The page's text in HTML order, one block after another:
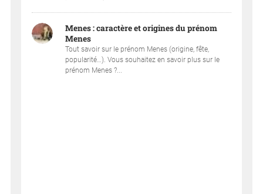
Menes : caractère et origines du prénom
Menes
Tout savoir sur le prénom Menes (origine, fête,
popularité…). Vous souhaitez en savoir plus sur le
prénom Menes ?...